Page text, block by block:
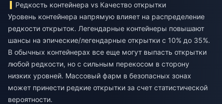
Редкость контейнера vs Качество открытки
Уровень контейнера напрямую влияет на распределение
редкости открыток. Легендарные контейнеры повышают
шансы на эпические/легендарные открытки с 10% до 35%.
В обычных контейнерах все еще могут выпасть открытки
любой редкости, но с сильным перекосом в сторону
низких уровней. Массовый фарм в безопасных зонах
может принести редкие открытки за счет статистической
вероятности.